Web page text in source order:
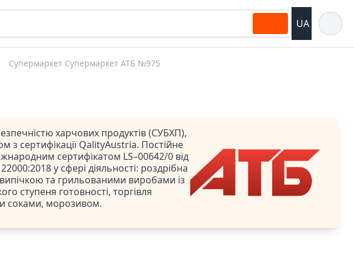
UA
Супермаркет Супермаркет АТБ №975
харчових продуктів (СУБХП),
з сертифікації QalityAustria. Постійне
сертифікатом LS–00642/0 від
у сфері діяльності: роздрібна
та грильованими виробами із
ступеня готовності, торгівля
соками, морозивом.